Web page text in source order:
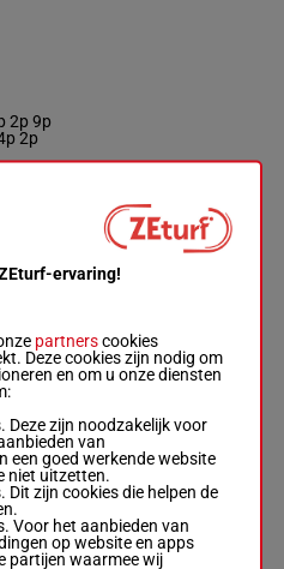
2p 9p
2p
2p 2p
1p 2p
2p
ervaring!
partnerscookies
Deze cookies zijn nodig om
en om u onze diensten
Deze zijn noodzakelijk voor
van
een goed werkende website
niet uitzetten.
Dit zijn cookies die helpen de
Voor het aanbieden van
op website en apps
partijen waarmee wij